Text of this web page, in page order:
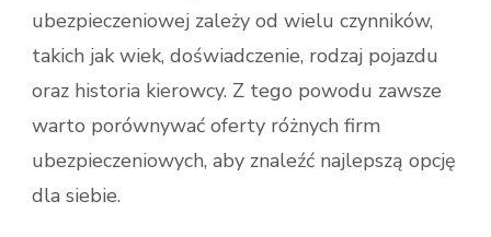
ubezpieczeniowej zależy od wielu czynników,
takich jak wiek, doświadczenie, rodzaj pojazdu
oraz historia kierowcy. Z tego powodu zawsze
warto porównywać oferty różnych firm
ubezpieczeniowych, aby znaleźć najlepszą opcję
dla siebie.